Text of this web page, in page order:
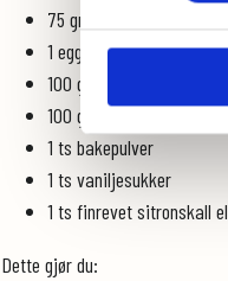
75 gram smør
1 egg
100 gram sukker
100 gram glutenfrie
1 ts bakepulver
1 ts vaniljesukker
1 ts finrevet sitronskall
Dette gjør du: